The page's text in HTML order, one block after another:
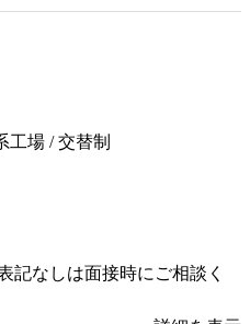
工場 / 交替制
記なしは面接時にご相談く